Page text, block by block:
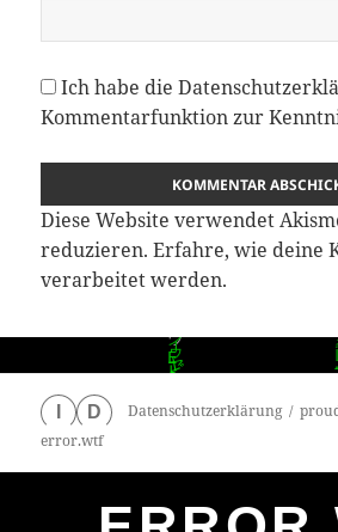
Ich habe die
Kommentarfunktion zur
Diese Website verwendet
reduzieren.Erfahre, wie deine
verarbeitet werden.
D Datenschutzerklärung
error.wtf